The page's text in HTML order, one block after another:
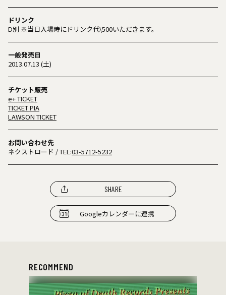
ドリンク
D別 ※当日入場時にドリンク代\500いただきます。
一般発売日
2013.07.13 (土)
チケット販売
e+ TICKET
TICKET PIA
LAWSON TICKET
お問い合わせ先
ネクストロード / TEL:03-5712-5232
SHARE
Googleカレンダーに連携
RECOMMEND